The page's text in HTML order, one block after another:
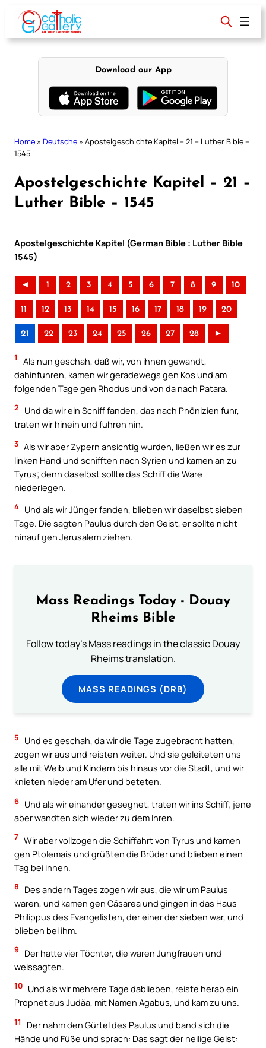
content
Download our App
Home » Deutsche » Apostelgeschichte Kapitel – 21 – Luther Bible –
1545
Apostelgeschichte Kapitel – 21 –
Luther Bible – 1545
Apostelgeschichte Kapitel (German Bible : Luther Bible
1545)
◄ 1 2 3 4 5 6 7 8 9 10
11 12 13 14 15 16 17 18 19 20
21 22 23 24 25 26 27 28 ►
1
Als nun geschah, daß wir, von ihnen gewandt,
dahinfuhren, kamen wir geradewegs gen Kos und am
folgenden Tage gen Rhodus und von da nach Patara.
2
Und da wir ein Schiff fanden, das nach Phönizien fuhr,
traten wir hinein und fuhren hin.
3 Als wir aber Zypern ansichtig wurden, ließen wir es zur
linken Hand und schifften nach Syrien und kamen an zu
Tyrus; denn daselbst sollte das Schiff die Ware
niederlegen.
4 Und als wir Jünger fanden, blieben wir daselbst sieben
Tage. Die sagten Paulus durch den Geist, er sollte nicht
hinauf gen Jerusalem ziehen.
Mass Readings Today - Douay
Rheims Bible
Follow today's Mass readings in the classic Douay
Rheims translation.
MASS READINGS (DRB)
5
Und es geschah, da wir die Tage zugebracht hatten,
zogen wir aus und reisten weiter. Und sie geleiteten uns
alle mit Weib und Kindern bis hinaus vor die Stadt, und wir
knieten nieder am Ufer und beteten.
6 Und als wir einander gesegnet, traten wir ins Schiff; jene
aber wandten sich wieder zu dem Ihren.
7 Wir aber vollzogen die Schiffahrt von Tyrus und kamen
gen Ptolemais und grüßten die Brüder und blieben einen
Tag bei ihnen.
8
Des andern Tages zogen wir aus, die wir um Paulus
waren, und kamen gen Cäsarea und gingen in das Haus
Philippus des Evangelisten, der einer der sieben war, und
blieben bei ihm.
9
Der hatte vier Töchter, die waren Jungfrauen und
weissagten.
10 Und als wir mehrere Tage dablieben, reiste herab ein
Prophet aus Judäa, mit Namen Agabus, und kam zu uns.
11
Der nahm den Gürtel des Paulus und band sich die
Hände und Füße und sprach: Das sagt der heilige Geist: